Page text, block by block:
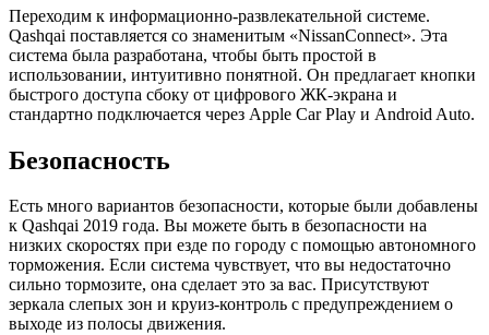
Переходим к информационно-развлекательной системе.
Qashqai поставляется со знаменитым «NissanConnect». Эта
система была разработана, чтобы быть простой в
использовании, интуитивно понятной. Он предлагает кнопки
быстрого доступа сбоку от цифрового ЖК-экрана и
стандартно подключается через Apple Car Play и Android Auto.
Безопасность
Есть много вариантов безопасности, которые были добавлены
к Qashqai 2019 года. Вы можете быть в безопасности на
низких скоростях при езде по городу с помощью автономного
торможения. Если система чувствует, что вы недостаточно
сильно тормозите, она сделает это за вас. Присутствуют
зеркала слепых зон и круиз-контроль с предупреждением о
выходе из полосы движения.